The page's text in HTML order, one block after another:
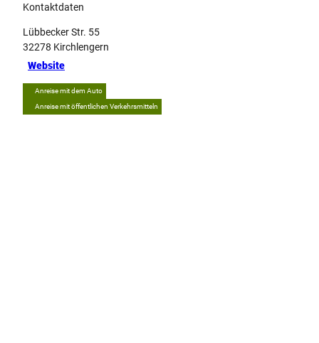
Kontaktdaten
Lübbecker Str. 55
32278 Kirchlengern
Website
Anreise mit dem Auto
Anreise mit öffentlichen Verkehrsmitteln